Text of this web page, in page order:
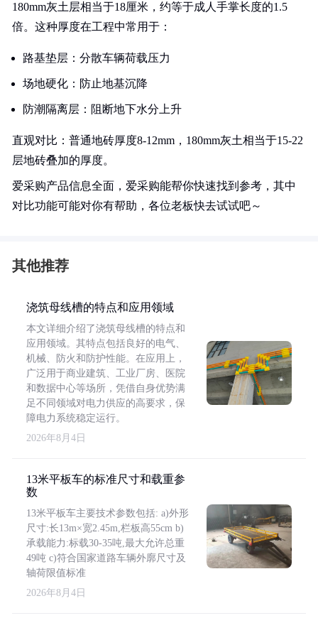
180mm灰土层相当于18厘米，约等于成人手掌长度的1.5
倍。这种厚度在工程中常用于：
路基垫层：分散车辆荷载压力
场地硬化：防止地基沉降
防潮隔离层：阻断地下水分上升
直观对比：普通地砖厚度8-12mm，180mm灰土相当于15-22
层地砖叠加的厚度。
爱采购产品信息全面，爱采购能帮你快速找到参考，其中
对比功能可能对你有帮助，各位老板快去试试吧～
其他推荐
浇筑母线槽的特点和应用领域
本文详细介绍了浇筑母线槽的特点和
应用领域。其特点包括良好的电气、
机械、防火和防护性能。在应用上，
广泛用于商业建筑、工业厂房、医院
和数据中心等场所，凭借自身优势满
足不同领域对电力供应的高要求，保
障电力系统稳定运行。
2026年8月4日
13米平板车的标准尺寸和载重参
数
13米平板车主要技术参数包括: a)外形
尺寸:长13m×宽2.45m,栏板高55cm b)
承载能力:标载30-35吨,最大允许总重
49吨 c)符合国家道路车辆外廓尺寸及
轴荷限值标准
2026年8月4日